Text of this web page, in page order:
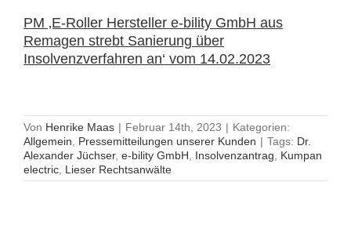
PM ‚E-Roller Hersteller e-bility GmbH aus
Remagen strebt Sanierung über
Insolvenzverfahren an‘ vom 14.02.2023
Von Henrike Maas | Februar 14th, 2023 | Kategorien:
Allgemein, Pressemitteilungen unserer Kunden | Tags: Dr.
Alexander Jüchser, e-bility GmbH, Insolvenzantrag, Kumpan
electric, Lieser Rechtsanwälte